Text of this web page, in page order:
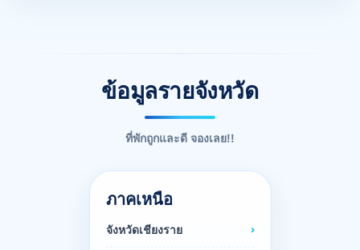
ข้อมูลรายจังหวัด
ที่พักถูกและดี จองเลย!!
ภาคเหนือ
จังหวัดเชียงราย